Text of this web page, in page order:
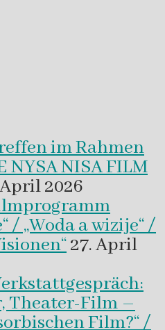
im Rahmen
NYSA NISA FILM
2026
/ „Woda a wizije“ /
27. April
Theater-Film –
Film?“ /